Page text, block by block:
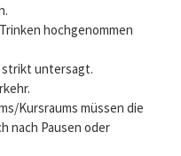
hochgenommen
strikt untersagt.
Kursraums müssen die
nach Pausen oder